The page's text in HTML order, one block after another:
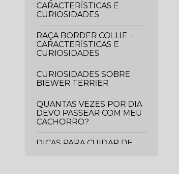
CARACTERÍSTICAS E
CURIOSIDADES
RAÇA BORDER COLLIE -
CARACTERÍSTICAS E
CURIOSIDADES
CURIOSIDADES SOBRE
BIEWER TERRIER
QUANTAS VEZES POR DIA
DEVO PASSEAR COM MEU
CACHORRO?
DICAS PARA CUIDAR DE